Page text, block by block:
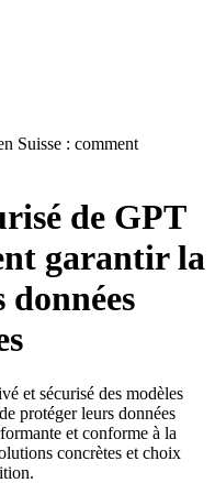
Suisse : comment
de GPT
garantir la
et sécurisé des modèles
protéger leurs données
et conforme à la
concrètes et choix